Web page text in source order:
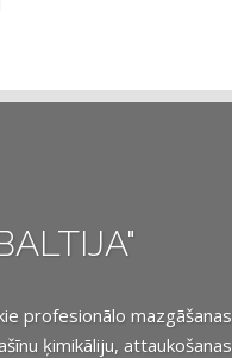
profesionālo mazgāšanas
ķimikāliju, attaukošanas